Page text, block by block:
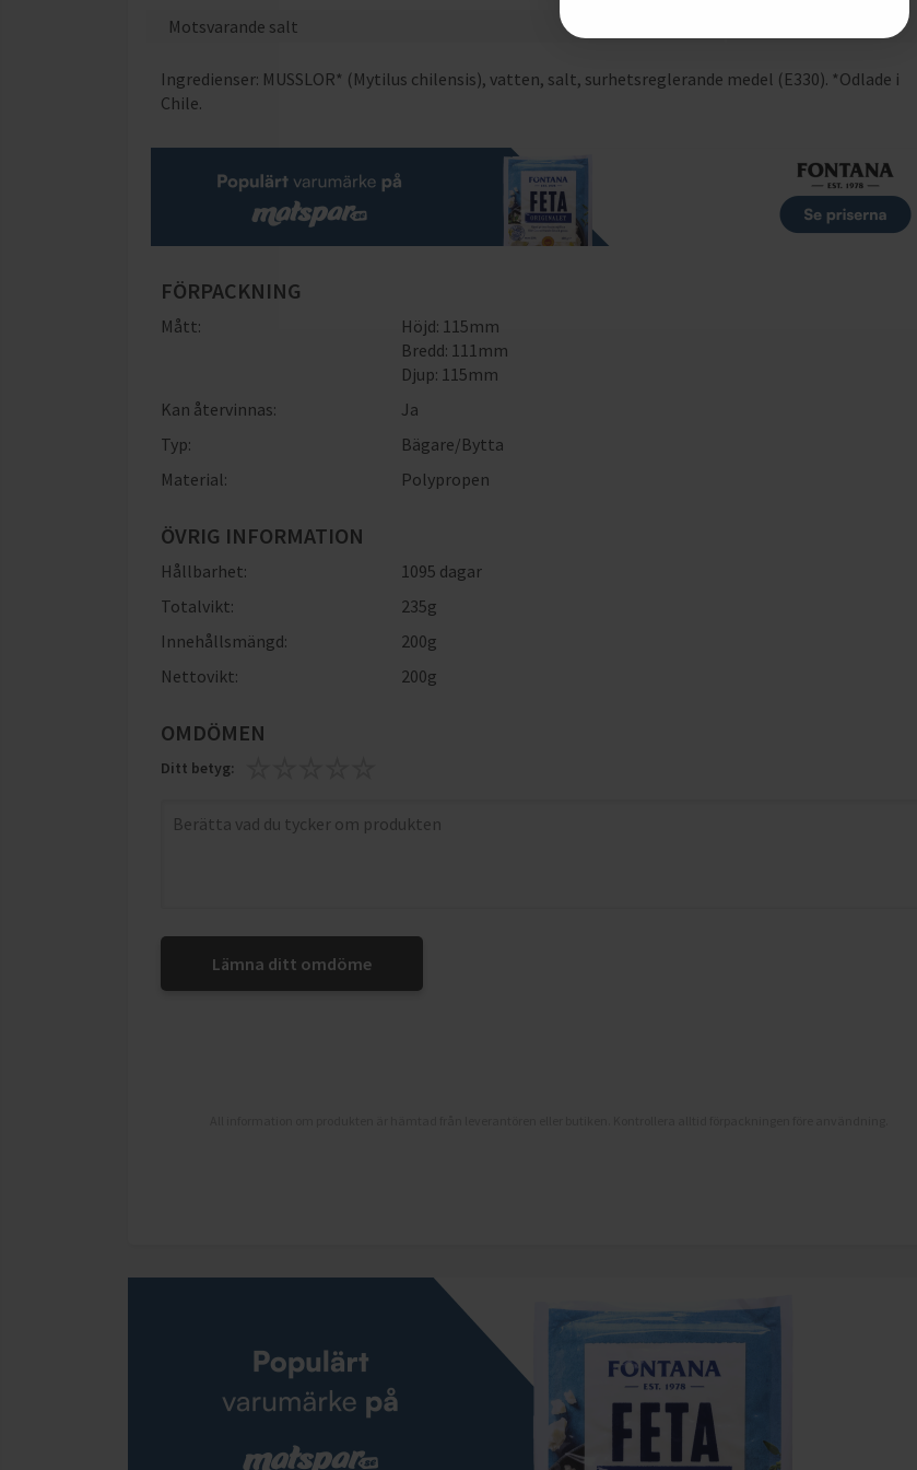
Motsvarande salt
Ingredienser: MUSSLOR* (Mytilus chilensis), vatten, salt, surhetsreglerande medel (E330). *Odlade i
Chile.
FÖRPACKNING
Mått:
Höjd: 115mm
Bredd: 111mm
Djup: 115mm
Kan återvinnas:
Ja
Typ:
Bägare/Bytta
Material:
Polypropen
ÖVRIG INFORMATION
Hållbarhet:
1095 dagar
Totalvikt:
235g
Innehållsmängd:
200g
Nettovikt:
200g
OMDÖMEN
Ditt betyg:
Lämna ditt omdöme